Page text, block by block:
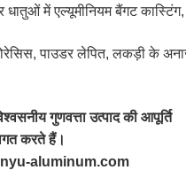
धातुओं में एल्यूमीनियम बैंगट
पाउडर लेपित, लकड़ी के
गुणवत्ता उत्पाद की आपूर्ति
करते हैं।
aluminum.com